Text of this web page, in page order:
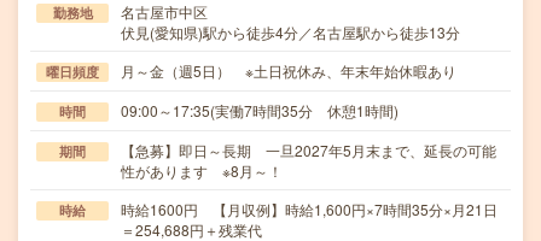
勤務地
名古屋市中区
伏見(愛知県)駅から徒歩4分／名古屋駅から徒歩13分
曜日頻度 月～金（週5日） ※土日祝休み、年末年始休暇あり
時間 09:00～17:35(実働7時間35分 休憩1時間)
期間
【急募】即日～長期 一旦2027年5月末まで、延長の可能
性があります ※8月～！
時給
時給1600円 【月収例】時給1,600円×7時間35分×月21日
＝254,688円＋残業代